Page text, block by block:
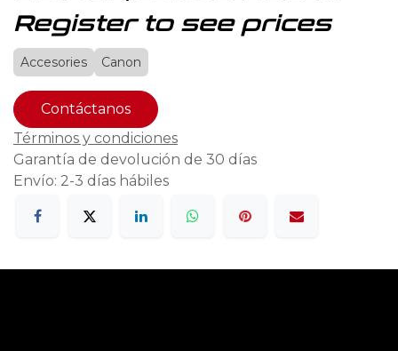
Register to see prices
Accesories Canon
Contáctanos
Términos y condiciones
Garantía de devolución de 30 días
Envío: 2-3 días hábiles